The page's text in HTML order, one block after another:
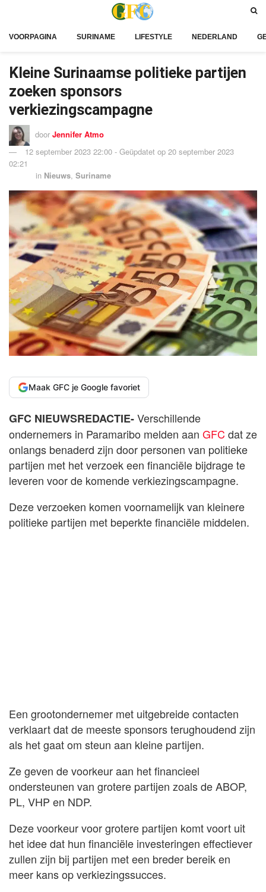
VOORPAGINA SURINAME LIFESTYLE NEDERLAND
Kleine Surinaamse politieke partijen
zoeken sponsors
verkiezingscampagne
door Jennifer Atmo
12 september 2023 22:00 - Geüpdatet op 20 september 2023
02:21
in Nieuws, Suriname
Maak GFC je Google favoriet
GFC NIEUWSREDACTIE-Verschillende
ondernemers in Paramaribo melden aan GFC dat ze
onlangs benaderd zijn door personen van politieke
partijen met het verzoek een financiële bijdrage te
leveren voor de komende verkiezingscampagne.
Deze verzoeken komen voornamelijk van kleinere
politieke partijen met beperkte financiële middelen.
Een grootondernemer met uitgebreide contacten
verklaart dat de meeste sponsors terughoudend zijn
als het gaat om steun aan kleine partijen.
Ze geven de voorkeur aan het financieel
ondersteunen van grotere partijen zoals de ABOP,
PL, VHP en NDP.
Deze voorkeur voor grotere partijen komt voort uit
het idee dat hun financiële investeringen effectiever
zullen zijn bij partijen met een breder bereik en
meer kans op verkiezingssucces.